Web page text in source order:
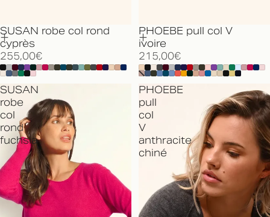
SUSAN robe col rond
cyprès
255,00€
PHOEBE pull col V
ivoire
215,00€
SUSAN
robe
col
rond
fuchsia
PHOEBE
pull
col
V
anthracite
chiné